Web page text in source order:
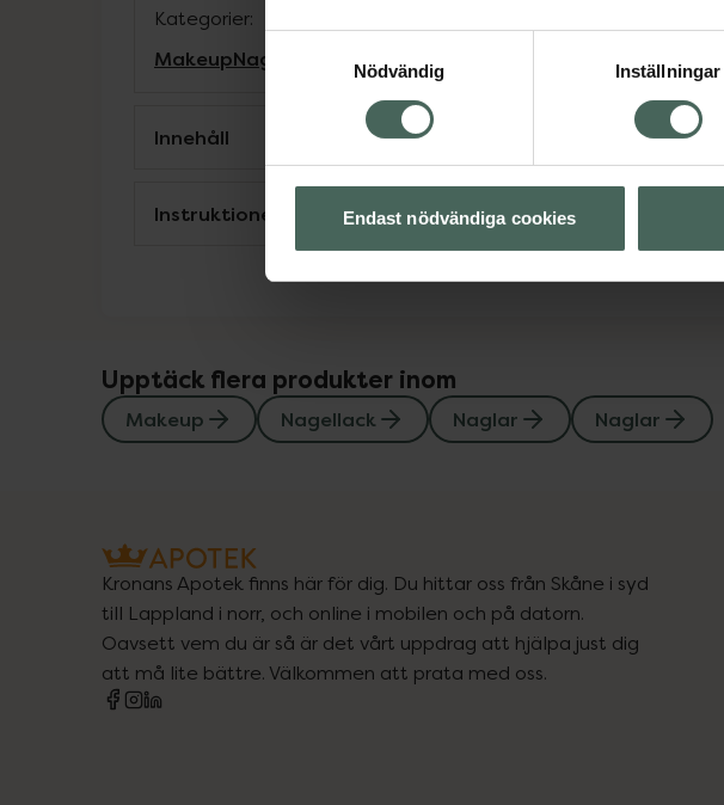
Nödvändig
Inställningar
Endast nödvändiga cookies
Kategorier:
MakeupNagellack Naglar Naglar
Innehåll Visa
Instruktioner
Upptäck flera produkter inom
Makeup Nagellack Naglar Naglar
Kronans Apotek finns här för dig. Du hittar oss från Skåne i syd
till Lappland i norr, och online i mobilen och på datorn.
Oavsett vem du är så är det vårt uppdrag att hjälpa just dig
att må lite bättre. Välkommen att prata med oss.